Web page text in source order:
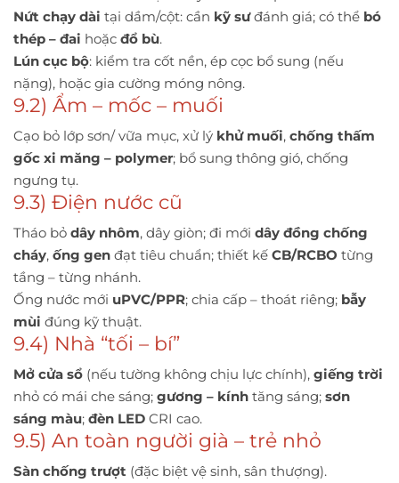
Nứt chạy dài tại dầm/cột: cần kỹ sưđánh giá; có thể bó
thép – đai hoặc đổ bù.
Lún cục bộ: kiểm tra cốt nền, ép cọc bổ sung (nếu
nặng), hoặc gia cường móng nông.
9.2) Ẩm – mốc – muối
Cạo bỏ lớp sơn/ vữa mục, xử lý khử muối, chống thấm
gốc xi măng – polymer; bổ sung thông gió, chống
ngưng tụ.
9.3) Điện nước cũ
Tháo bỏ dây nhôm, dây giòn; đi mới dây đồng chống
cháy, ống gen đạt tiêu chuẩn; thiết kế CB/RCBO từng
tầng – từng nhánh.
Ống nước mới uPVC/PPR; chia cấp – thoát riêng; bẫy
mùi đúng kỹ thuật.
9.4) Nhà “tối – bí”
Mở cửa sổ (nếu tường không chịu lực chính), giếng trời
nhỏ có mái che sáng; gương – kính tăng sáng; sơn
sáng màu; đèn LED CRI cao.
9.5) An toàn người già – trẻ nhỏ
Sàn chống trượt (đặc biệt vệ sinh, sân thượng).